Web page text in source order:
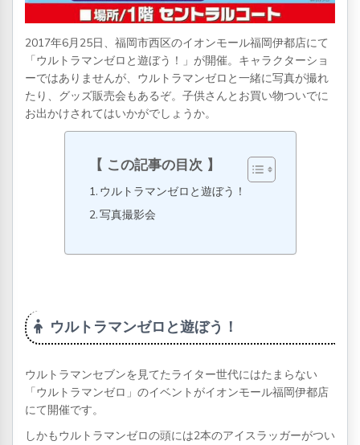
2017年6月25日、福岡市西区のイオンモール福岡伊都店にて
「ウルトラマンゼロと遊ぼう！」が開催。キャラクターショ
ーではありませんが、ウルトラマンゼロと一緒に写真が撮れ
たり、グッズ販売会もあるぞ。子供さんとお買い物ついでに
お出かけされてはいかがでしょうか。
この記事の目次
ウルトラマンゼロと遊ぼう！
写真撮影会
ウルトラマンゼロと遊ぼう！
ウルトラマンセブンを見てたライター世代にはたまらない
「ウルトラマンゼロ」のイベントがイオンモール福岡伊都店
にて開催です。
しかもウルトラマンゼロの頭には2本のアイスラッガーがつい